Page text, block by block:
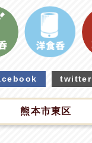
twitter
熊本市東区